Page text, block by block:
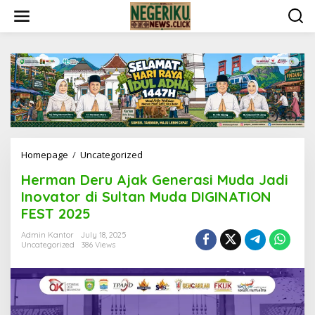
i
Homepage / Uncategorized
r
m
a
u
A
j
Herman Deru Ajak Generasi Muda Jadi
Inovator di Sultan Muda DIGINATION
FEST 2025
Admin Kantor
July 18, 2025
Uncategorized
386 Views